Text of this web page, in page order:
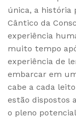
única, a história
Cântico da
experiência
muito tempo
experiência de
embarcar em
cabe a cada
estão dispostos
o pleno